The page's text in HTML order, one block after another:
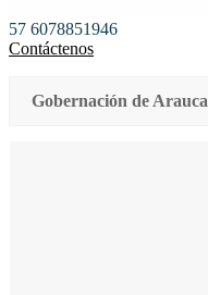
57 6078851946
Contáctenos
Gobernación de Arauca